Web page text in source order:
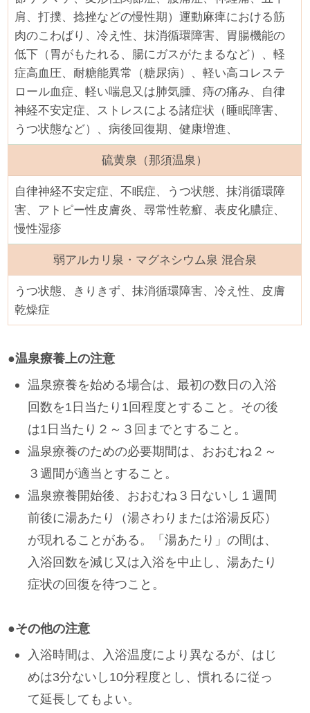
肩、打撲、捻挫などの慢性期）運動麻痺における筋
肉のこわばり、冷え性、抹消循環障害、胃腸機能の
低下（胃がもたれる、腸にガスがたまるなど）、軽
症高血圧、耐糖能異常（糖尿病）、軽い高コレステ
ロール血症、軽い喘息又は肺気腫、痔の痛み、自律
神経不安定症、ストレスによる諸症状（睡眠障害、
うつ状態など）、病後回復期、健康増進、
硫黄泉（那須温泉）
自律神経不安定症、不眠症、うつ状態、抹消循環障
害、アトピー性皮膚炎、尋常性乾癬、表皮化膿症、
慢性湿疹
弱アルカリ泉・マグネシウム泉 混合泉
うつ状態、きりきず、抹消循環障害、冷え性、皮膚
乾燥症
●温泉療養上の注意
温泉療養を始める場合は、最初の数日の入浴
回数を1日当たり1回程度とすること。その後
は1日当たり２～３回までとすること。
温泉療養のための必要期間は、おおむね２～
３週間が適当とすること。
温泉療養開始後、おおむね３日ないし１週間
前後に湯あたり（湯さわりまたは浴湯反応）
が現れることがある。「湯あたり」の間は、
入浴回数を減じ又は入浴を中止し、湯あたり
症状の回復を待つこと。
●その他の注意
入浴時間は、入浴温度により異なるが、はじ
めは3分ないし10分程度とし、慣れるに従っ
て延長してもよい。